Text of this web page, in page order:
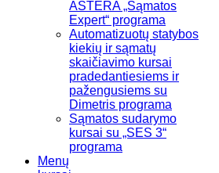
ASTERA „Sąmatos
Expert“ programa
Automatizuotų statybos
kiekių ir sąmatų
skaičiavimo kursai
pradedantiesiems ir
pažengusiems su
Dimetris programa
Sąmatos sudarymo
kursai su „SES 3“
programa
Menų